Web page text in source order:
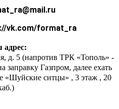
vk.com/format_ra
д. 5 (напротив ТРК «Тополь» -
заправку Газпром, далее ехать
«Шуйские ситцы» , 3 этаж , 20